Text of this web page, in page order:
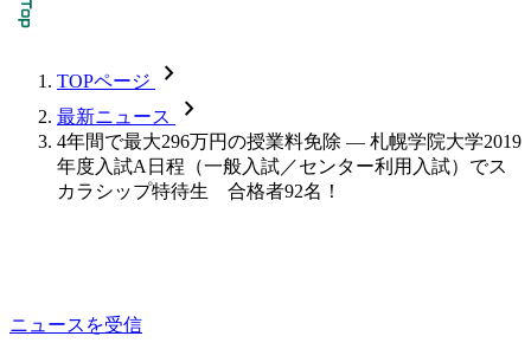
TOPページ chevron_forward
最新ニュース chevron_forward
4年間で最大296万円の授業料免除 — 札幌学院大学2019
年度入試A日程（一般入試／センター利用入試）でス
カラシップ特待生 合格者92名！
ニュースを受信